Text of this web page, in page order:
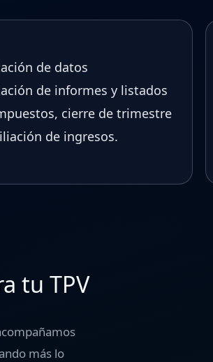
de datos
de informes y listados
cierre de trimestre
de ingresos.
tu TPV
más lo